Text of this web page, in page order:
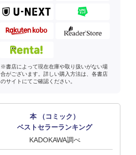
※書店によって現在在庫や取り扱いがない場
合がございます。詳しい購入方法は、各書店
のサイトにてご確認ください。
本 （コミック）
ベストセラーランキング
KADOKAWA調べ